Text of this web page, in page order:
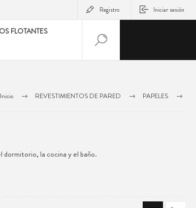
Registro Iniciar sesión
FLOTANTES
Inicio REVESTIMIENTOS DE PARED
PAPELES
dormitorio, la cocina y el baño.